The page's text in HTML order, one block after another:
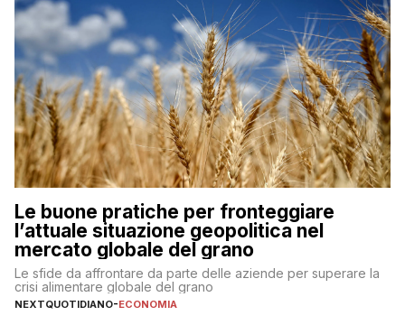
Le buone pratiche per fronteggiare
l’attuale situazione geopolitica nel
mercato globale del grano
Le sfide da affrontare da parte delle aziende per superare la
crisi alimentare globale del grano
NEXTQUOTIDIANO-ECONOMIA